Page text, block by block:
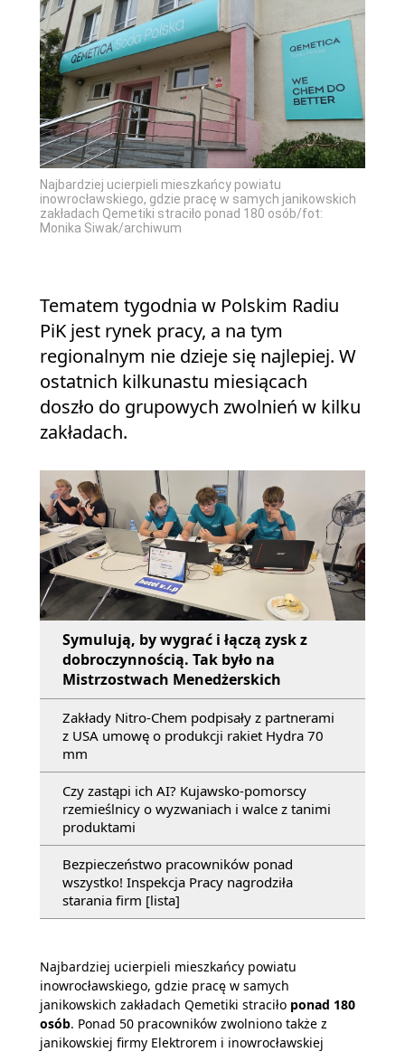
Najbardziej ucierpieli mieszkańcy powiatu
inowrocławskiego, gdzie pracę w samych janikowskich
zakładach Qemetiki straciło ponad 180 osób/fot:
Monika Siwak/archiwum
Tematem tygodnia w Polskim Radiu
PiK jest rynek pracy, a na tym
regionalnym nie dzieje się najlepiej. W
ostatnich kilkunastu miesiącach
doszło do grupowych zwolnień w kilku
zakładach.
Symulują, by wygrać i łączą zysk z
dobroczynnością. Tak było na
Mistrzostwach Menedżerskich
Zakłady Nitro-Chem podpisały z partnerami
z USA umowę o produkcji rakiet Hydra 70
mm
Czy zastąpi ich AI? Kujawsko-pomorscy
rzemieślnicy o wyzwaniach i walce z tanimi
produktami
Bezpieczeństwo pracowników ponad
wszystko! Inspekcja Pracy nagrodziła
starania firm [lista]
Najbardziej ucierpieli mieszkańcy powiatu
inowrocławskiego, gdzie pracę w samych
janikowskich zakładach Qemetiki straciło ponad 180
osób. Ponad 50 pracowników zwolniono także z
janikowskiej firmy Elektrorem i inowrocławskiej